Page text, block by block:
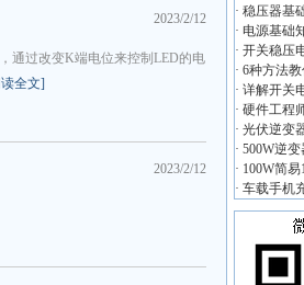
2023/2/12
通过改变K端电位来控制LED的电
全文]
2023/2/12
· 稳压器基
· 电源基础
· 开关稳压
· 6种方法
· 详解开关
· 硬件工程
· 光伏逆变
· 500W逆
· 100W简
· 车载手机